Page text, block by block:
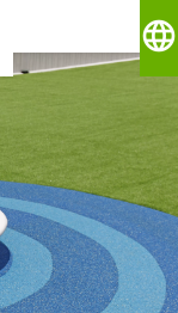
language